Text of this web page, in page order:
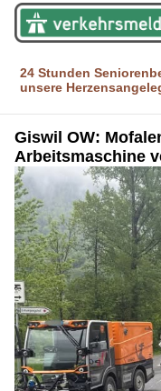
Giswil OW:
Arbeitsmaschine